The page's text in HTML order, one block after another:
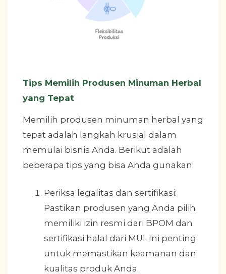
Tips Memilih Produsen Minuman Herbal
yang Tepat
Memilih produsen minuman herbal yang
tepat adalah langkah krusial dalam
memulai bisnis Anda. Berikut adalah
beberapa tips yang bisa Anda gunakan:
Periksa legalitas dan sertifikasi:
Pastikan produsen yang Anda pilih
memiliki izin resmi dari BPOM dan
sertifikasi halal dari MUI. Ini penting
untuk memastikan keamanan dan
kualitas produk Anda.